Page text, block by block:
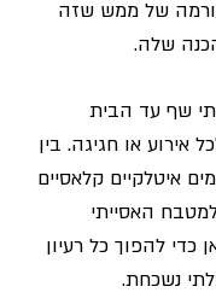
של ממש שזה
שלה.
שף עד הבית
אירוע או חגיגה. בין
איטלקיים קלאסיים
האסייתי
כדי להפוך כל רעיון
נשכחת.